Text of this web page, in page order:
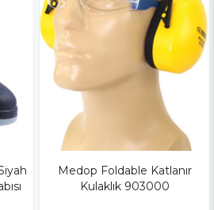
Medop Foldable Katlanır
Kulaklık 903000